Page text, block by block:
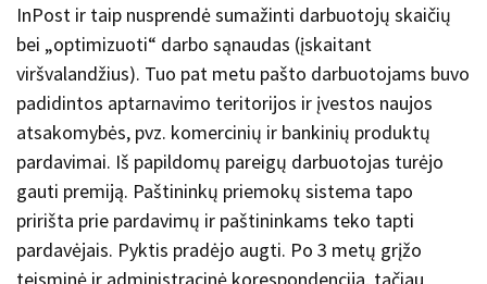
InPost ir taip nusprendė sumažinti darbuotojų skaičių
bei „optimizuoti“ darbo sąnaudas (įskaitant
viršvalandžius). Tuo pat metu pašto darbuotojams buvo
padidintos aptarnavimo teritorijos ir įvestos naujos
atsakomybės, pvz. komercinių ir bankinių produktų
pardavimai. Iš papildomų pareigų darbuotojas turėjo
gauti premiją. Paštininkų priemokų sistema tapo
pririšta prie pardavimų ir paštininkams teko tapti
pardavėjais. Pyktis pradėjo augti. Po 3 metų grįžo
teisminė ir administracinė korespondencija, tačiau